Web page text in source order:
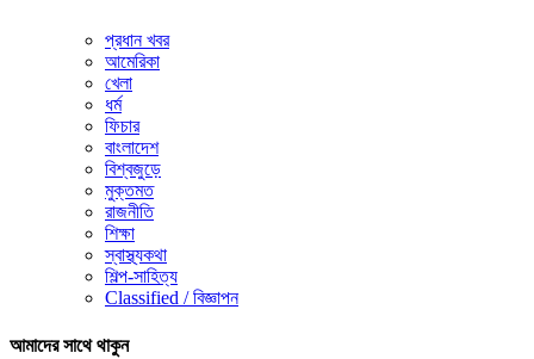
প্রধান খবর
আমেরিকা
খেলা
ধর্ম
ফিচার
বাংলাদেশ
বিশ্বজুড়ে
মুক্তমত
রাজনীতি
শিক্ষা
স্বাস্থ্যকথা
শিল্প-সাহিত্য
Classified / বিজ্ঞাপন
আমাদের সাথে থাকুন